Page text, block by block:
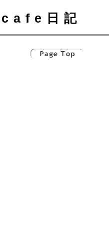
cafe日記